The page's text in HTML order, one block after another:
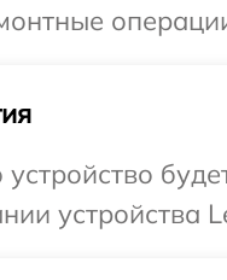
устройство
устройства